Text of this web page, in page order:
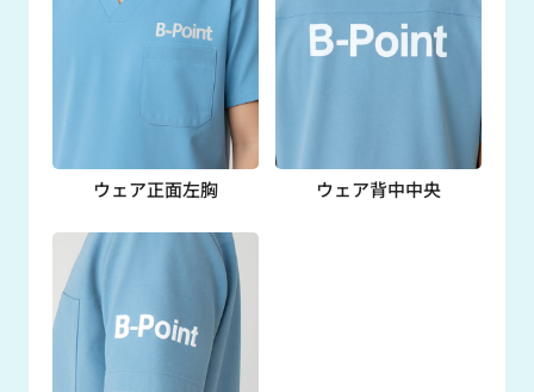
ウェア正面左胸 ウェア背中中央